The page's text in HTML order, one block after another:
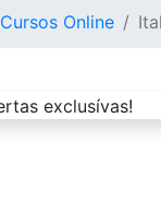
Cursos Online